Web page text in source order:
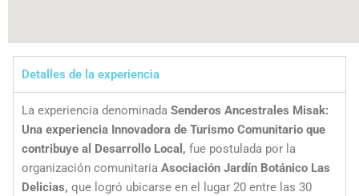
Detalles de la experiencia
La experiencia denominada Senderos Ancestrales Misak:
Una experiencia Innovadora de Turismo Comunitario que
contribuye al Desarrollo Local, fue postulada por la
organización comunitaria Asociación Jardín Botánico Las
Delicias, que logró ubicarse en el lugar 20 entre las 30